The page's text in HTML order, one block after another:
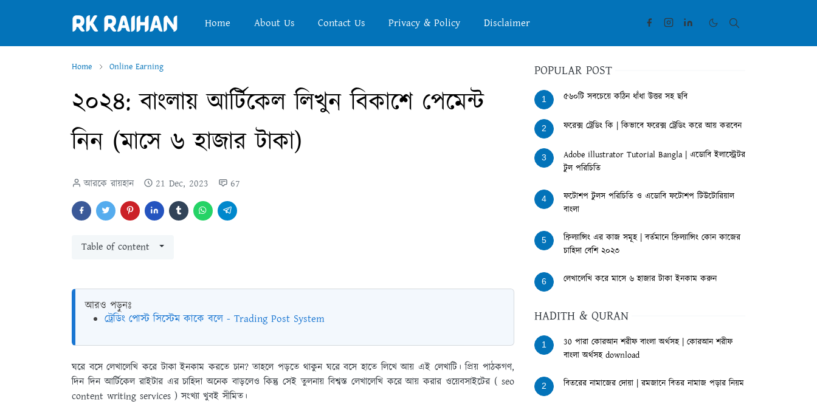
Home About Us Contact Us Privacy & Policy Disclaimer
Home Online Earning
২০২৪: বাংলায় আর্টিকেল লিখুন বিকাশে পেমেন্ট
নিন (মাসে ৬ হাজার টাকা)
আরকে রায়হান 21 Dec, 2023 67
Table of content
আরও পড়ুনঃ
ট্রেডিং পোস্ট সিস্টেম কাকে বলে - Trading Post System
ঘরে বসে লেখালেখি করে টাকা ইনকাম করতে চান? তাহলে পড়তে থাকুন ঘরে বসে হাতে লিখে আয় এই লেখাটি। প্রিয় পাঠকগণ,
দিন দিন আর্টিকেল রাইটার এর চাহিদা অনেক বাড়লেও কিন্তু সেই তুলনায় বিশ্বস্ত লেখালেখি করে আয় করার ওয়েবসাইটের ( seo
content writing services ) সংখ্যা খুবই সীমিত।
POPULAR POST
1 ৫৬০টি সবচেয়ে কঠিন ধাঁধা উত্তর সহ ছবি
2 ফরেক্স ট্রেডিং কি | কিভাবে ফরেক্স ট্রেডিং করে আয় করবেন
3
Adobe illustrator Tutorial Bangla | এডোবি ইলাস্ট্রেটর
টুল পরিচিতি
4
ফটোশপ টুলস পরিচিতি ও এডোবি ফটোশপ টিউটোরিয়াল
বাংলা
5
ফ্রিল্যান্সিং এর কাজ সমূহ | বর্তমানে ফ্রিল্যান্সিং কোন কাজের
চাহিদা বেশি ২০২৩
6 লেখালেখি করে মাসে ৬ হাজার টাকা ইনকাম করুন
HADITH & QURAN
1
30 পারা কোরআন শরীফ বাংলা অর্থসহ | কোরআন শরীফ
বাংলা অর্থসহ download
2 বিতরের নামাজের দোয়া | রমজানে বিতর নামাজ পড়ার নিয়ম